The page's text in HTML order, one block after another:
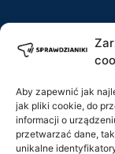
Aby zapewnić jak
jak pliki cookie, do
informacji o
przetwarzać dane,
unikalne